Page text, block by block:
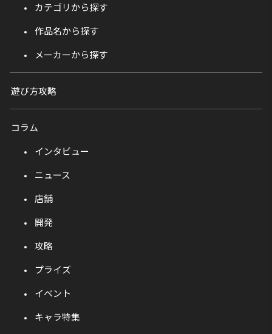
カテゴリから探す
作品名から探す
メーカーから探す
遊び方攻略
コラム
インタビュー
ニュース
店舗
開発
攻略
プライズ
イベント
キャラ特集